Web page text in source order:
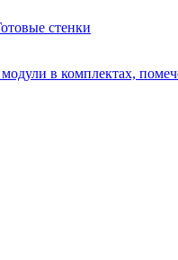
стенки
в комплектах,